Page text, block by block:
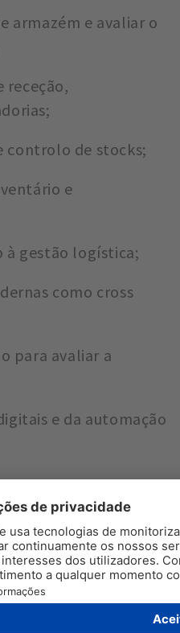
armazém e avaliar o
receção,
controlo de stocks;
e
à gestão logística;
como cross
para avaliar a
e da automação
SAÍDAS